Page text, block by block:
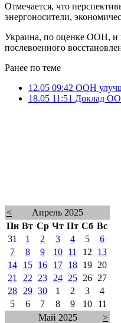
Отмечается, что
энергоносители,
Украина, по оценке ООН, и
послевоенного
Ранее по теме
12.05 09:42 ООН
18.05 11:51 Доклад
<
Апрель 2025
Пн Вт Ср Чт Пт Сб Вс
31
1 2 3 4 5
6
7
8 9 10 11 12
13
14
15 16 17 18 19
20
21
22 23 24 25 26
27
28
29 30 1 2 3
4
5
6 7 8 9 10
11
Май 2025
>